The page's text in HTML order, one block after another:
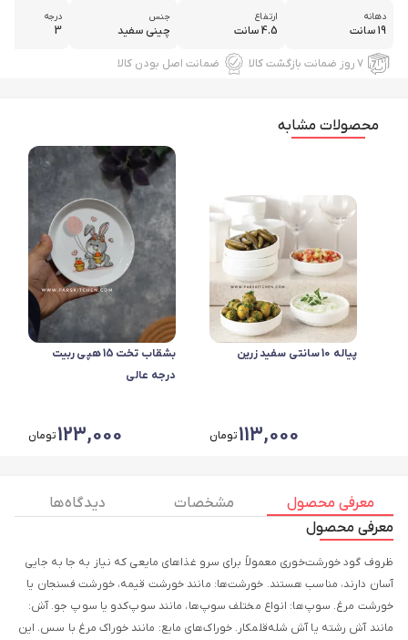
دهانه
19 سانت
ارتفاع
4.5 سانت
جنس
چینی سفید
درجه
3
۷ روز ضمانت بازگشت کالا ضمانت اصل بودن کالا
محصولات مشابه
پیاله 10 سانتی سفید زرین
113,000تومان
بشقاب تخت 15 هپی ربیت
درجه عالی
123,000تومان
معرفی محصول مشخصات
دیدگاه ها
معرفی محصول
ظروف گود خورشت‌خوری معمولاً برای سرو غذاهای مایعی که نیاز به جا به جایی
آسان دارند، مناسب هستند. خورشت‌ها: مانند خورشت قیمه، خورشت فسنجان یا
خورشت مرغ. سوپ‌ها: انواع مختلف سوپ‌ها، مانند سوپ‌کدو یا سوپ جو. آش:
مانند آش رشته یا آش شله‌قلمکار. خوراک‌های مایع: مانند خوراک مرغ با سس. این